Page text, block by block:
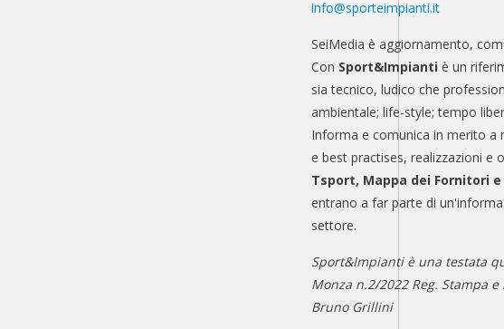
info@sporteimpianti.it
SeiMedia è aggiornamento,
Con Sport&Impianti è un
sia tecnico, ludico che
ambientale; life-style; tempo
Informa e comunica in merito a
e best practises, realizzazioni e
Tsport, Mappa dei Fornitori
entrano a far parte di
settore.
Sport&Impianti è una testata
Monza n.2/2022 Reg. Stampa
Bruno Grillini